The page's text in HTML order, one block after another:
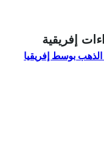
بوسط إفريقيا
إفريقية